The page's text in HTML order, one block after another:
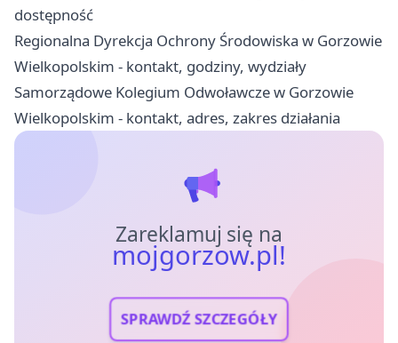
dostępność
Regionalna Dyrekcja Ochrony Środowiska w Gorzowie
Wielkopolskim - kontakt, godziny, wydziały
Samorządowe Kolegium Odwoławcze w Gorzowie
Wielkopolskim - kontakt, adres, zakres działania
Zareklamuj się na
mojgorzow.pl!
SPRAWDŹ SZCZEGÓŁY